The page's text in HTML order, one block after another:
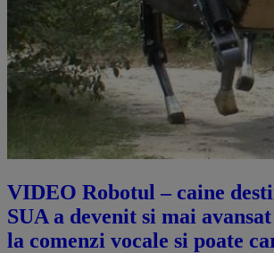
VIDEO Robotul – caine
SUA a devenit si mai
la comenzi vocale si poate